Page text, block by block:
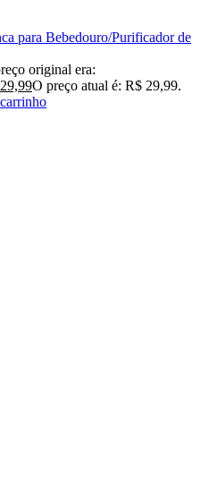
para Bebedouro/Purificador de
original era:
29,99O preço atual é: R$ 29,99.